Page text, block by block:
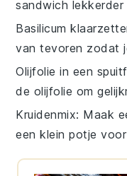
sandwich
Basilicum
van tevoren zodat
Olijfolie in een
de olijfolie om
Kruidenmix: Maak
een klein potje